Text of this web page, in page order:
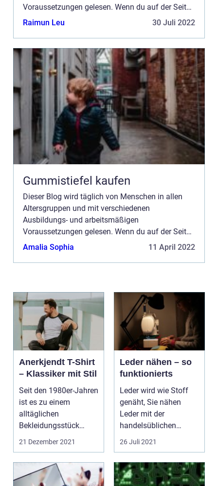
Voraussetzungen gelesen. Wenn du auf der Seite
werben möchtest, haben wir mehrere
Raimun Leu 30 Juli 2022
Gummistiefel kaufen
Dieser Blog wird täglich von Menschen in allen
Altersgruppen und mit verschiedenen
Ausbildungs- und arbeitsmäßigen
Voraussetzungen gelesen. Wenn du auf der Seite
werben möchtest, haben wir mehrere
Amalia Sophia 11 April 2022
Anerkjendt T-Shirt
– Klassiker mit Stil
Seit den 1980er-Jahren
ist es zu einem
alltäglichen
Bekleidungsstück
geworden, das T-Shirt...
21 Dezember 2021
Leder nähen – so
funktionierts
Leder wird wie Stoff
genäht, Sie nähen
Leder mit der
handelsüblichen
Nähmaschine.
26 Juli 2021